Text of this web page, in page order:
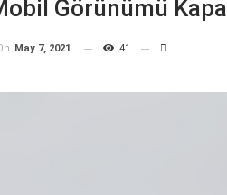
Görünümü
May 7, 2021 41